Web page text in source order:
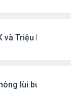
và Triệu Mẫn
lùi bước